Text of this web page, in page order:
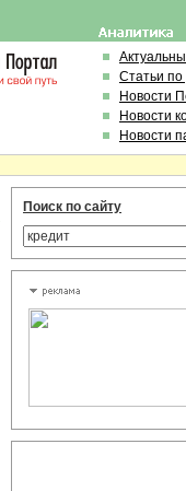
Статьи
Новости
Новости
Новости
Поиск по сайту